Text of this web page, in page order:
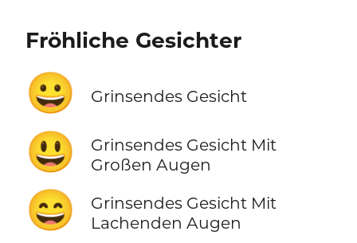
Fröhliche Gesichter
😀 Grinsendes Gesicht
😃
Grinsendes Gesicht Mit
Großen Augen
😄
Grinsendes Gesicht Mit
Lachenden Augen